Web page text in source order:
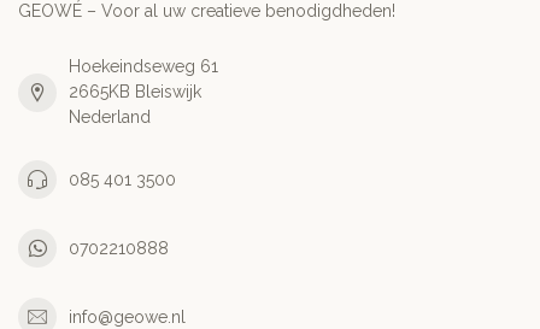
GEOWÉ – Voor al uw creatieve benodigdheden!
Hoekeindseweg 61
2665KB Bleiswijk
Nederland
085 401 3500
0702210888
info@geowe.nl